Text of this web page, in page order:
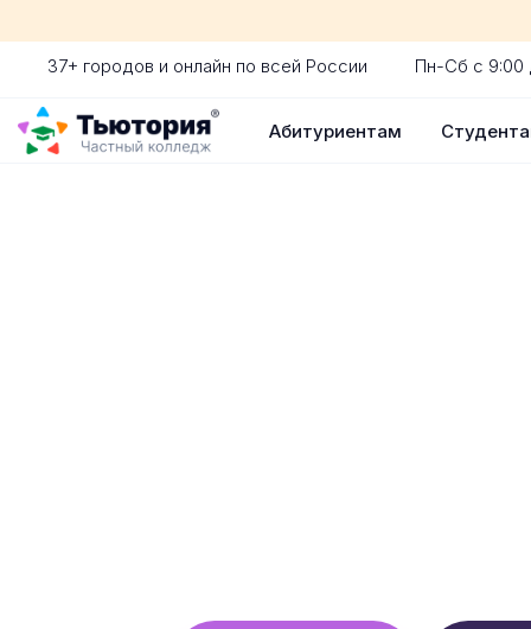
37+ городов и онлайн по всей России Пн-Сб с 9:00
Абитуриентам